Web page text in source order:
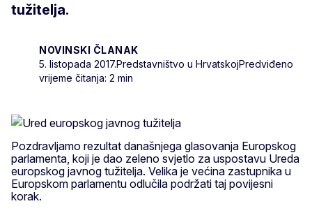
tužitelja.
NOVINSKI ČLANAK
5. listopada 2017.Predstavništvo u HrvatskojPredviđeno
vrijeme čitanja: 2 min
Pozdravljamo rezultat današnjega glasovanja Europskog
parlamenta, koji je dao zeleno svjetlo za uspostavu Ureda
europskog javnog tužitelja. Velika je većina zastupnika u
Europskom parlamentu odlučila podržati taj povijesni
korak.